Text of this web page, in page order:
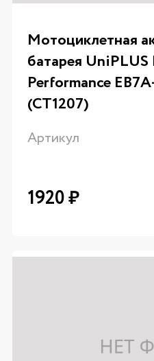
Мотоциклетная
батарея
Performance
(CT1207)
Артикул
1920₽